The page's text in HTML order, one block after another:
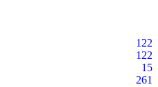
122
122
15
261